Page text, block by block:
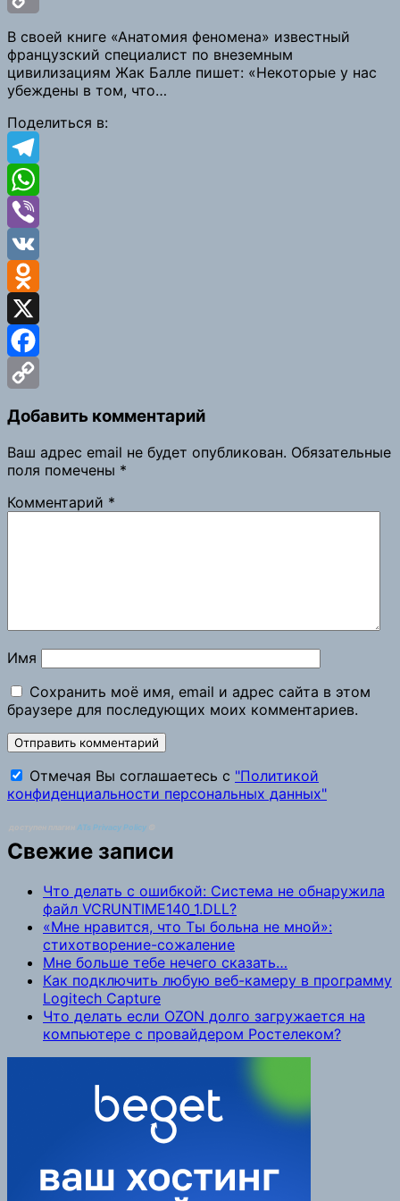
Copy
Link
В своей книге «Анатомия феномена» известный
французский специалист по внеземным
цивилизациям Жак Балле пишет: «Некоторые у нас
убеждены в том, что…
Поделиться в:
Telegram
WhatsApp
Viber
VK
Odnoklassniki
X
Facebook
Copy
Добавить комментарий
Ваш адрес email не будет опубликован. Обязательные
поля помечены *
Комментарий *
Имя
Сохранить моё имя, email и адрес сайта в этом
браузере для последующих моих комментариев.
Отмечая Вы соглашаетесь с "Политикой
конфиденциальности персональных данных"
ATs Privacy Policy
Свежие записи
Что делать с ошибкой: Система не обнаружила
файл VCRUNTIME140_1.DLL?
«Мне нравится, что Ты больна не мной»:
стихотворение-сожаление
Мне больше тебе нечего сказать…
Как подключить любую веб-камеру в программу
Logitech Capture
Что делать если OZON долго загружается на
компьютере с провайдером Ростелеком?